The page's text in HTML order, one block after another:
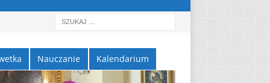
Nauczanie Kalendarium